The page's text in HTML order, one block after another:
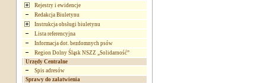
Rejestry i ewidencje
Redakcja Biuletynu
Instrukcja obsługi biuletynu
Lista referencyjna
Informacja dot. bezdomnych psów
Region Dolny Śląsk NSZZ „Solidarność”
Urzędy Centralne
Spis adresów
Sprawy do załatwienia